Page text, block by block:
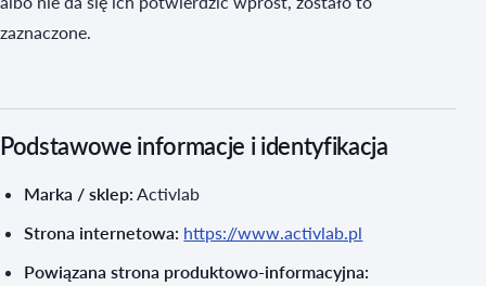
zaznaczone.
Podstawowe informacje i identyfikacja
Marka / sklep: Activlab
Strona internetowa: https://www.activlab.pl
Powiązana strona produktowo-informacyjna: